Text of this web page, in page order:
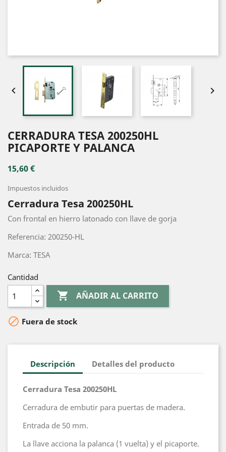
 
CERRADURA TESA 200250HL
PICAPORTE Y PALANCA
15,60 €
Impuestos incluidos
Cerradura Tesa 200250HL
Con frontal en hierro latonado con llave de gorja
Referencia: 200250-HL
Marca: TESA
Cantidad
 AÑADIR AL CARRITO
 Fuera de stock
Descripción Detalles del producto
Cerradura Tesa 200250HL
Cerradura de embutir para puertas de madera.
Entrada de 50 mm.
La llave acciona la palanca (1 vuelta) y el picaporte.